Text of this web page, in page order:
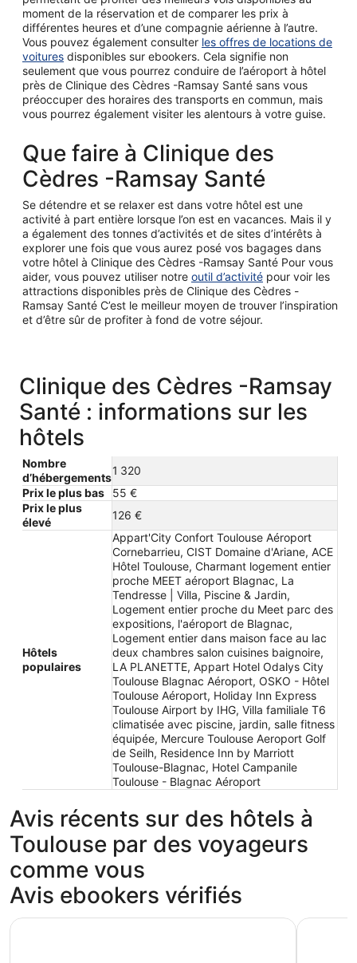
moment de la réservation et de comparer les prix à
différentes heures et d’une compagnie aérienne à l’autre.
Vous pouvez également consulter les offres de locations de
voitures disponibles sur ebookers. Cela signifie non
seulement que vous pourrez conduire de l’aéroport à hôtel
près de Clinique des Cèdres -Ramsay Santé sans vous
préoccuper des horaires des transports en commun, mais
vous pourrez également visiter les alentours à votre guise.
Que faire à Clinique des
Cèdres -Ramsay Santé
Se détendre et se relaxer est dans votre hôtel est une
activité à part entière lorsque l’on est en vacances. Mais il y
a également des tonnes d’activités et de sites d’intérêts à
explorer une fois que vous aurez posé vos bagages dans
votre hôtel à Clinique des Cèdres -Ramsay Santé Pour vous
aider, vous pouvez utiliser notre outil d’activité pour voir les
attractions disponibles près de Clinique des Cèdres -
Ramsay Santé C’est le meilleur moyen de trouver l’inspiration
et d’être sûr de profiter à fond de votre séjour.
Clinique des Cèdres -Ramsay
Santé : informations sur les
hôtels
Nombre
d’hébergements
1 320
Prix le plus bas
55 €
Prix le plus
élevé
126 €
Hôtels
populaires
Appart'City Confort Toulouse Aéroport
Cornebarrieu, CIST Domaine d'Ariane, ACE
Hôtel Toulouse, Charmant logement entier
proche MEET aéroport Blagnac, La
Tendresse | Villa, Piscine & Jardin,
Logement entier proche du Meet parc des
expositions, l'aéroport de Blagnac,
Logement entier dans maison face au lac
deux chambres salon cuisines baignoire,
LA PLANETTE, Appart Hotel Odalys City
Toulouse Blagnac Aéroport, OSKO - Hôtel
Toulouse Aéroport, Holiday Inn Express
Toulouse Airport by IHG, Villa familiale T6
climatisée avec piscine, jardin, salle fitness
équipée, Mercure Toulouse Aeroport Golf
de Seilh, Residence Inn by Marriott
Toulouse-Blagnac, Hotel Campanile
Toulouse - Blagnac Aéroport
Avis récents sur des hôtels à
Toulouse par des voyageurs
comme vous
Avis ebookers vérifiés
CIST Domaine d'Ariane